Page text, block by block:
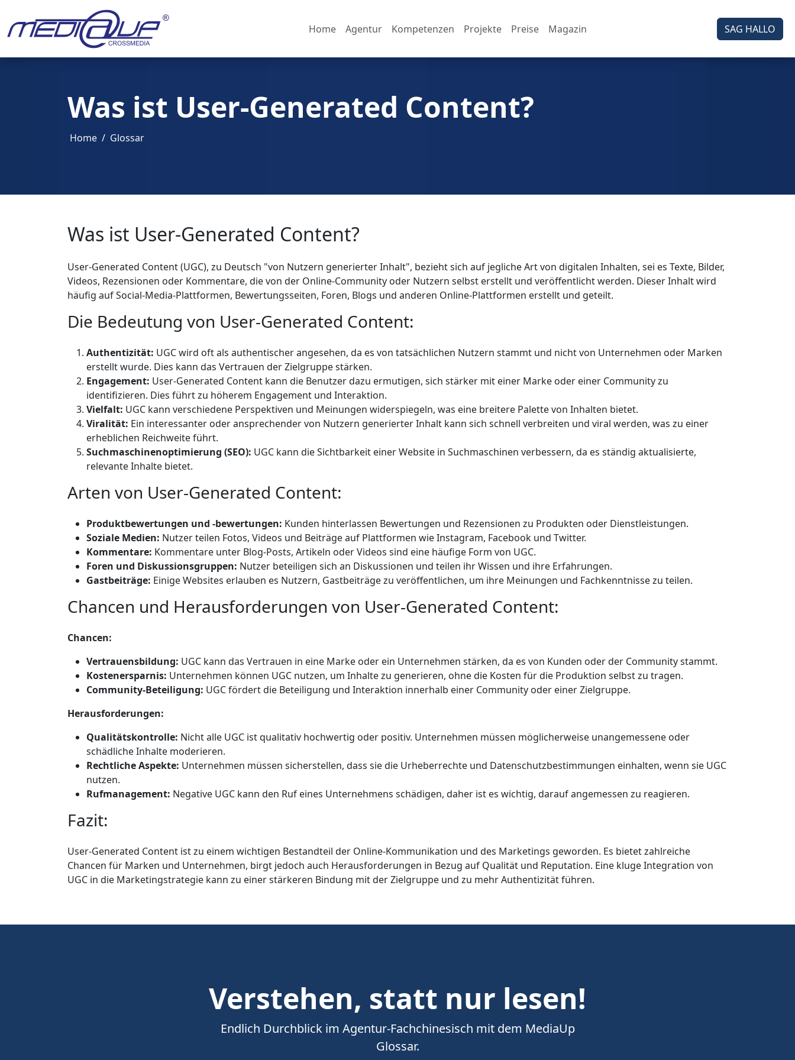
Home Agentur Kompetenzen Projekte Preise Magazin SAG HALLO
Was ist User-Generated Content?
Home Glossar
Was ist User-Generated Content?
User-Generated Content (UGC), zu Deutsch "von Nutzern generierter Inhalt", bezieht sich auf jegliche Art von digitalen Inhalten, sei es Texte, Bilder,
Videos, Rezensionen oder Kommentare, die von der Online-Community oder Nutzern selbst erstellt und veröffentlicht werden. Dieser Inhalt wird
häufig auf Social-Media-Plattformen, Bewertungsseiten, Foren, Blogs und anderen Online-Plattformen erstellt und geteilt.
Die Bedeutung von User-Generated Content:
Authentizität: UGC wird oft als authentischer angesehen, da es von tatsächlichen Nutzern stammt und nicht von Unternehmen oder Marken
erstellt wurde. Dies kann das Vertrauen der Zielgruppe stärken.
Engagement: User-Generated Content kann die Benutzer dazu ermutigen, sich stärker mit einer Marke oder einer Community zu
identifizieren. Dies führt zu höherem Engagement und Interaktion.
Vielfalt: UGC kann verschiedene Perspektiven und Meinungen widerspiegeln, was eine breitere Palette von Inhalten bietet.
Viralität: Ein interessanter oder ansprechender von Nutzern generierter Inhalt kann sich schnell verbreiten und viral werden, was zu einer
erheblichen Reichweite führt.
Suchmaschinenoptimierung (SEO): UGC kann die Sichtbarkeit einer Website in Suchmaschinen verbessern, da es ständig aktualisierte,
relevante Inhalte bietet.
Arten von User-Generated Content:
Produktbewertungen und -bewertungen: Kunden hinterlassen Bewertungen und Rezensionen zu Produkten oder Dienstleistungen.
Soziale Medien: Nutzer teilen Fotos, Videos und Beiträge auf Plattformen wie Instagram, Facebook und Twitter.
Kommentare: Kommentare unter Blog-Posts, Artikeln oder Videos sind eine häufige Form von UGC.
Foren und Diskussionsgruppen: Nutzer beteiligen sich an Diskussionen und teilen ihr Wissen und ihre Erfahrungen.
Gastbeiträge: Einige Websites erlauben es Nutzern, Gastbeiträge zu veröffentlichen, um ihre Meinungen und Fachkenntnisse zu teilen.
Chancen und Herausforderungen von User-Generated Content:
Chancen:
Vertrauensbildung: UGC kann das Vertrauen in eine Marke oder ein Unternehmen stärken, da es von Kunden oder der Community stammt.
Kostenersparnis: Unternehmen können UGC nutzen, um Inhalte zu generieren, ohne die Kosten für die Produktion selbst zu tragen.
Community-Beteiligung: UGC fördert die Beteiligung und Interaktion innerhalb einer Community oder einer Zielgruppe.
Herausforderungen:
Qualitätskontrolle: Nicht alle UGC ist qualitativ hochwertig oder positiv. Unternehmen müssen möglicherweise unangemessene oder
schädliche Inhalte moderieren.
Rechtliche Aspekte: Unternehmen müssen sicherstellen, dass sie die Urheberrechte und Datenschutzbestimmungen einhalten, wenn sie UGC
nutzen.
Rufmanagement: Negative UGC kann den Ruf eines Unternehmens schädigen, daher ist es wichtig, darauf angemessen zu reagieren.
Fazit:
User-Generated Content ist zu einem wichtigen Bestandteil der Online-Kommunikation und des Marketings geworden. Es bietet zahlreiche
Chancen für Marken und Unternehmen, birgt jedoch auch Herausforderungen in Bezug auf Qualität und Reputation. Eine kluge Integration von
UGC in die Marketingstrategie kann zu einer stärkeren Bindung mit der Zielgruppe und zu mehr Authentizität führen.
Verstehen, statt nur lesen!
Endlich Durchblick im Agentur-Fachchinesisch mit dem MediaUp
Glossar.